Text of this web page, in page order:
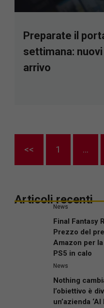
Preparate il
settimana:
arrivo
<< 1 …
Articoli recenti
News
Final Fantasy
Prezzo del
Amazon per
PS5 in calo
News
Nothing
l’obiettivo è
un’azienda